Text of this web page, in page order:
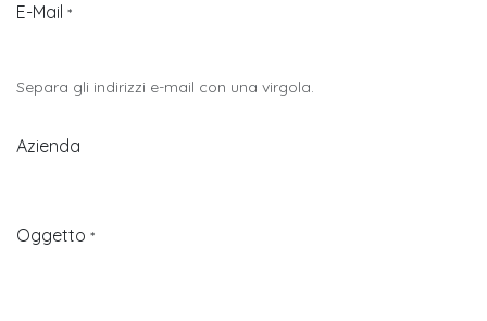
E-Mail *
Separa gli indirizzi e-mail con una virgola.
Azienda
Oggetto *